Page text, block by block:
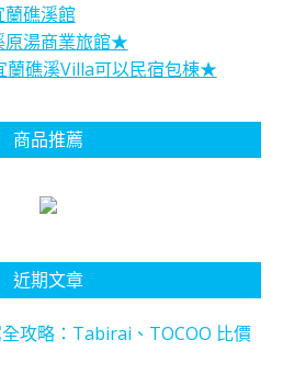
蘭礁溪館
原湯商業旅館★
蘭礁溪Villa可以民宿包棟★
商品推薦
近期文章
攻略：Tabirai、TOCOO 比價